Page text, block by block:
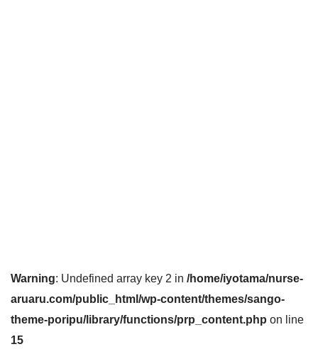
Warning: Undefined array key 2 in /home/iyotama/nurse-
aruaru.com/public_html/wp-content/themes/sango-
theme-poripu/library/functions/prp_content.php on line
15